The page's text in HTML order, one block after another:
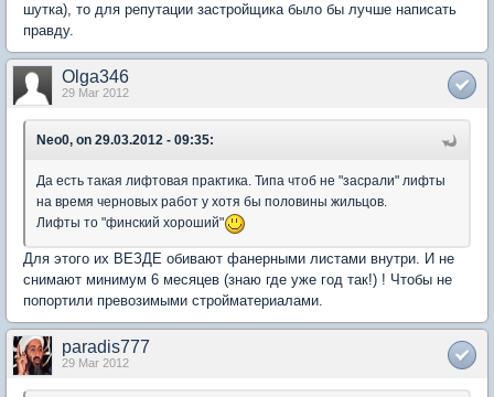
шутка), то для репутации застройщика было бы лучше написать
правду.
Olga346
29 Mar 2012
Neo0, on 29.03.2012 - 09:35:
Да есть такая лифтовая практика. Типа чтоб не "засрали" лифты
на время черновых работ у хотя бы половины жильцов.
Лифты то "финский хороший"
Для этого их ВЕЗДЕ обивают фанерными листами внутри. И не
снимают минимум 6 месяцев (знаю где уже год так!) ! Чтобы не
попортили превозимыми стройматериалами.
paradis777
29 Mar 2012